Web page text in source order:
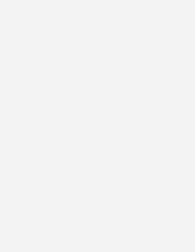
für
Rollout – und